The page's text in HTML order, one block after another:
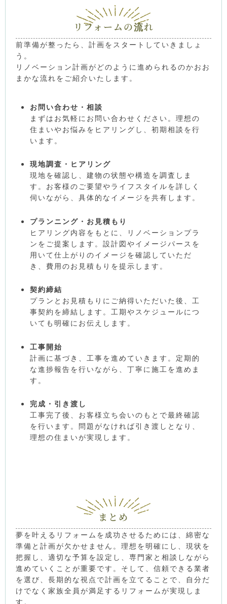
リフォームの流れ
前準備が整ったら、計画をスタートしていきましょ
う。
リノベーション計画がどのように進められるのかおお
まかな流れをご紹介いたします。
お問い合わせ・相談
まずはお気軽にお問い合わせください。理想の
住まいやお悩みをヒアリングし、初期相談を行
います。
現地調査・ヒアリング
現地を確認し、建物の状態や構造を調査しま
す。お客様のご要望やライフスタイルを詳しく
伺いながら、具体的なイメージを共有します。
プランニング・お見積もり
ヒアリング内容をもとに、リノベーションプラ
ンをご提案します。設計図やイメージパースを
用いて仕上がりのイメージを確認していただ
き、費用のお見積もりを提示します。
契約締結
プランとお見積もりにご納得いただいた後、工
事契約を締結します。工期やスケジュールにつ
いても明確にお伝えします。
工事開始
計画に基づき、工事を進めていきます。定期的
な進捗報告を行いながら、丁寧に施工を進めま
す。
完成・引き渡し
工事完了後、お客様立ち会いのもとで最終確認
を行います。問題がなければ引き渡しとなり、
理想の住まいが実現します。
まとめ
夢を叶えるリフォームを成功させるためには、綿密な
準備と計画が欠かせません。理想を明確にし、現状を
把握し、適切な予算を設定し、専門家と相談しながら
進めていくことが重要です。そして、信頼できる業者
を選び、長期的な視点で計画を立てることで、自分だ
けでなく家族全員が満足するリフォームが実現しま
す。